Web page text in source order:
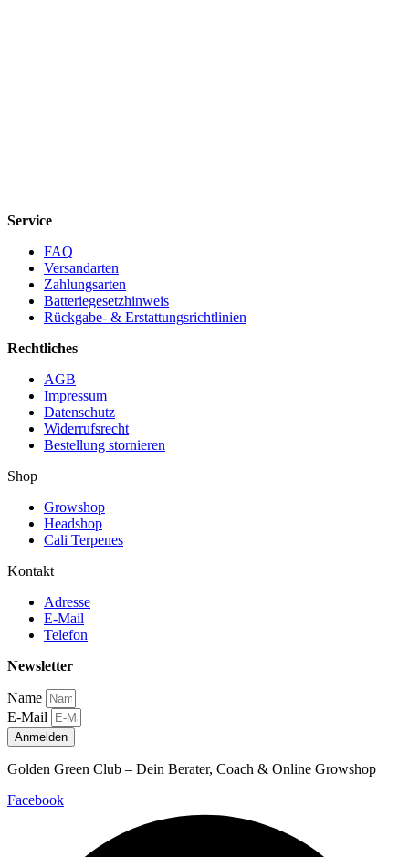
Service
FAQ
Versandarten
Zahlungsarten
Batteriegesetzhinweis
Rückgabe- & Erstattungsrichtlinien
Rechtliches
AGB
Impressum
Datenschutz
Widerrufsrecht
Bestellung stornieren
Shop
Growshop
Headshop
Cali Terpenes
Kontakt
Adresse
E-Mail
Telefon
Newsletter
Name
E-Mail
Anmelden
Golden Green Club – Dein Berater, Coach & Online Growshop
Facebook